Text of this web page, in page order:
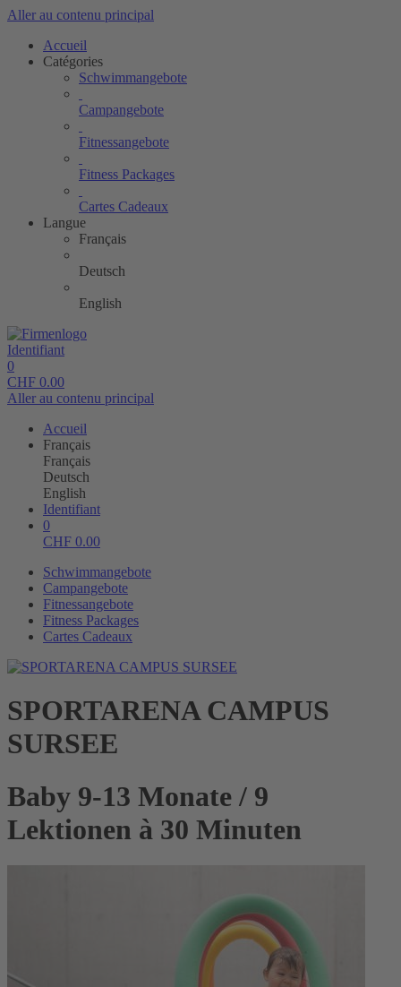
Aller au contenu principal
Accueil
Catégories
Schwimmangebote
Campangebote
Fitnessangebote
Fitness Packages
Cartes Cadeaux
Langue
Français
Deutsch
English
Identifiant
0
CHF 0.00
Aller au contenu principal
Accueil
Français
Français
Deutsch
English
Identifiant
0
CHF 0.00
Schwimmangebote
Campangebote
Fitnessangebote
Fitness Packages
Cartes Cadeaux
SPORTARENA CAMPUS
SURSEE
Baby 9-13 Monate / 9
Lektionen à 30 Minuten